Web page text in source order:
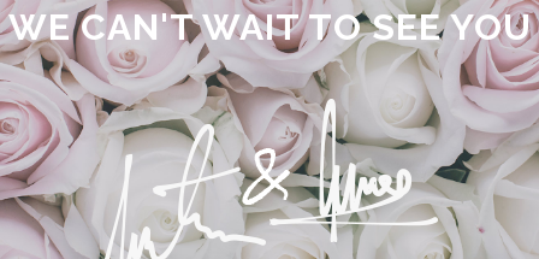
WE CAN'T WAIT TO SEE YOU